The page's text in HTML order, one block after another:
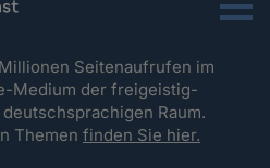
Menu
Seitenaufrufen im
Medium der freigeistig-
Raum.
Themenfinden Sie hier.